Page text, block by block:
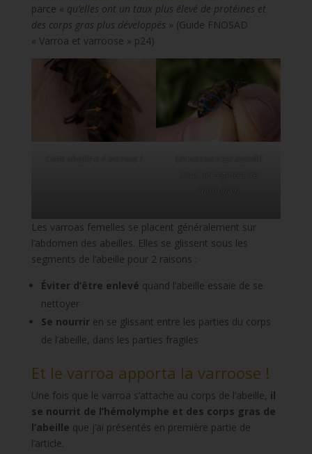
parce « qu’elles ont un taux plus élevé de protéines et
des corps gras plus développés » (Guide FNOSAD
« Varroa et varroose » p24)
Les varroas femelles se placent généralement sur
l’abdomen des abeilles. Elles se glissent sous les
segments de l’abeille pour 2 raisons :
Éviter d’être enlevé quand l’abeille essaie de se
nettoyer
Se nourriren se glissant entre les parties du corps
de l’abeille, dans les parties fragiles
Et le varroa apporta la varroose !
Une fois que le varroa s’attache au corps de l’abeille, il
se nourrit de l’hémolymphe et des corps gras de
l’abeille que j’ai présentés en première partie de
l’article.